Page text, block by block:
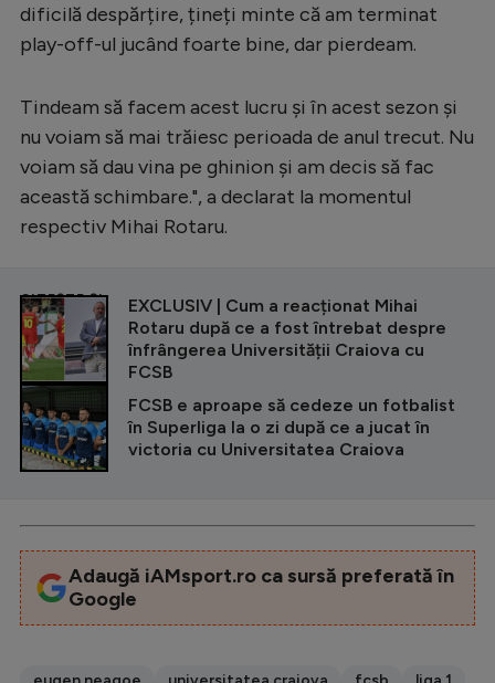
dificilă despărțire, țineți minte că am terminat
play-off-ul jucând foarte bine, dar pierdeam.
Tindeam să facem acest lucru și în acest sezon și
nu voiam să mai trăiesc perioada de anul trecut. Nu
voiam să dau vina pe ghinion și am decis să fac
această schimbare.", a declarat la momentul
respectiv Mihai Rotaru.
CITEȘTE ȘI
EXCLUSIV | Cum a reacționat Mihai
Rotaru după ce a fost întrebat despre
înfrângerea Universității Craiova cu
FCSB
FCSB e aproape să cedeze un fotbalist
în Superliga la o zi după ce a jucat în
victoria cu Universitatea Craiova
Adaugă iAMsport.ro ca sursă preferată în
Google